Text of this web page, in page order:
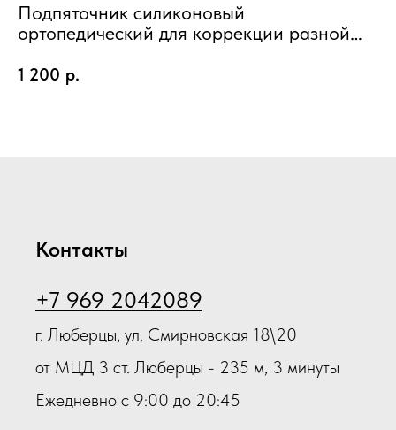
Подпяточник силиконовый
ортопедический для коррекции разной
1 200 р.
Контакты
+7 969 2042089
г. Люберцы, ул. Смирновская 18\20
от МЦД 3 ст. Люберцы - 235 м, 3 минуты
Ежедневно с 9:00 до 20:45